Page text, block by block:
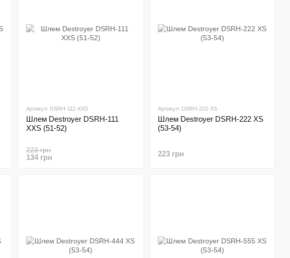
Артикул: DSRH-111-XXS
Шлем Destroyer DSRH-111
XXS (51-52)
223 грн
134 грн
Артикул: DSRH-222-XS
Шлем Destroyer DSRH-222 XS
(53-54)
223 грн